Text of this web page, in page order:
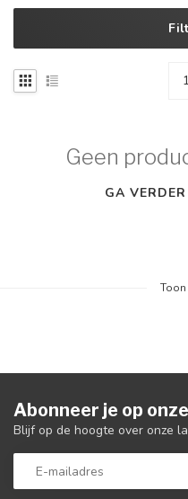
Geen
GA
Toon
Abonneer je op
Blijf op de hoogte over onze